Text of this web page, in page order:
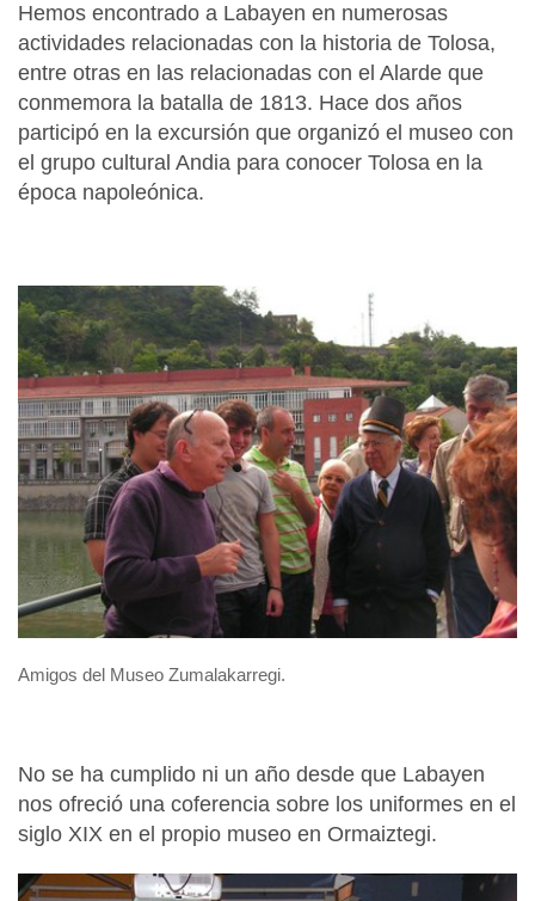
Hemos encontrado a Labayen en numerosas
actividades relacionadas con la historia de Tolosa,
entre otras en las relacionadas con el Alarde que
conmemora la batalla de 1813. Hace dos años
participó en la excursión que organizó el museo con
el grupo cultural Andia para conocer Tolosa en la
época napoleónica.
Amigos del Museo Zumalakarregi.
No se ha cumplido ni un año desde que Labayen
nos ofreció una coferencia sobre los uniformes en el
siglo XIX en el propio museo en Ormaiztegi.